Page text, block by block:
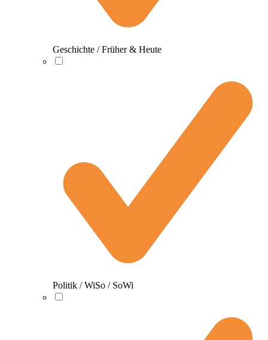
Geschichte / Früher & Heute
Politik / WiSo / SoWi